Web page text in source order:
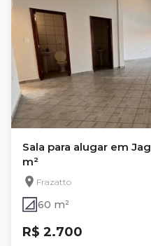
Sala para alugar em
m²
Frazatto
60 m²
R$ 2.700